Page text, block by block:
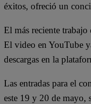
éxitos, ofreció un
El más reciente
El video en YouTube
descargas en la
Las entradas para el
este 19 y 20 de mayo,